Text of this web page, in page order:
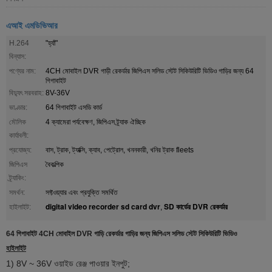
এআই এমডিভিআর
H.264
বিন্যাস:
"হ্যাঁ"
পণ্যের নাম:
4CH মোবাইল DVR গাড়ী রেকর্ডার জিপিএস সলিড স্টেট সিকিউরিটি ভিডিও গাড়ির জন্য 64
গিগাবাইট
বিদ্যুৎ সরবরাহ: 8V-36V
ভাণ্ডার:
64 গিগাবাইট এসডি কার্ড
মৌলিক
কার্যাবলী:
4 ক্যামেরা পর্যবেক্ষণ, জিপিএস ট্র্যাক ঐচ্ছিক
প্রযোজ্য:
বাস, ট্রাক, ট্যাক্সি, ক্যাব, পেট্রোল, খননকারী, খনির ট্রাক fleets
জিপিএস
ট্র্যাকিং:
বৈকল্পিক
সমর্থন:
সফ্টওয়্যার এবং প্রযুক্তি সমর্থিত
হাইলাইট:
digital video recorder sd card dvr, SD কার্ডের DVR রেকর্ডার
64 গিগাবাইট 4CH মোবাইল DVR গাড়ি রেকর্ডার গাড়ির জন্য জিপিএস সলিড স্টেট সিকিউরিটি ভিডিও
হাইলাইট
1) 8V ~ 36V ওয়াইড রেঞ্জ পাওয়ার ইনপুট;